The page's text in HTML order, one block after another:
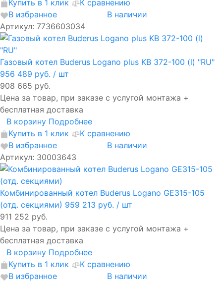
Купить в 1 клик
К сравнению
В избранное
В наличии
Артикул: 7736603034
Газовый котел Buderus Logano plus KB 372-100 (l) "RU"
956 489 руб. / шт
908 665 руб.
Цена за товар, при заказе с услугой монтажа +
бесплатная доставка
В корзину Подробнее
Купить в 1 клик
К сравнению
В избранное
В наличии
Артикул: 30003643
Комбинированный котел Buderus Logano GE315-105
(отд. секциями) 959 213 руб. / шт
911 252 руб.
Цена за товар, при заказе с услугой монтажа +
бесплатная доставка
В корзину Подробнее
Купить в 1 клик
К сравнению
В избранное
В наличии